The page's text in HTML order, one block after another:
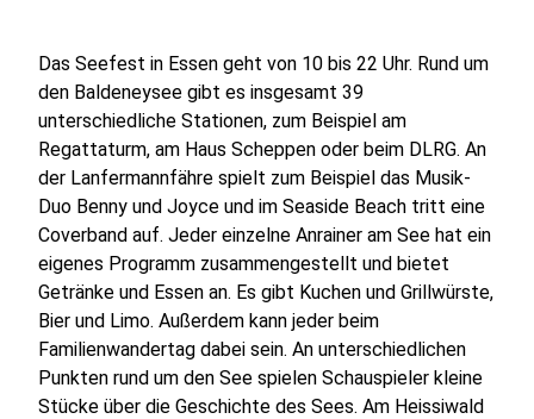
Das Seefest in Essen geht von 10 bis 22 Uhr. Rund um
den Baldeneysee gibt es insgesamt 39
unterschiedliche Stationen, zum Beispiel am
Regattaturm, am Haus Scheppen oder beim DLRG. An
der Lanfermannfähre spielt zum Beispiel das Musik-
Duo Benny und Joyce und im Seaside Beach tritt eine
Coverband auf. Jeder einzelne Anrainer am See hat ein
eigenes Programm zusammengestellt und bietet
Getränke und Essen an. Es gibt Kuchen und Grillwürste,
Bier und Limo. Außerdem kann jeder beim
Familienwandertag dabei sein. An unterschiedlichen
Punkten rund um den See spielen Schauspieler kleine
Stücke über die Geschichte des Sees. Am Heissiwald